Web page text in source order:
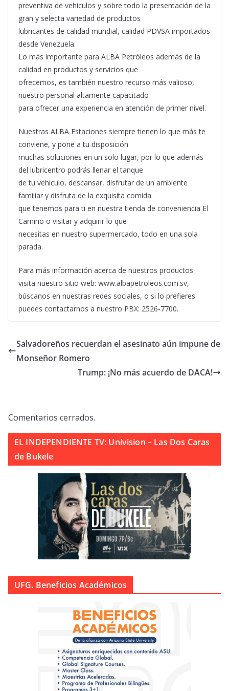
preventiva de vehículos y sobre todo la presentación de la
gran y selecta variedad de productos
lubricantes de calidad mundial, calidad PDVSA importados
desde Venezuela.
Lo más importante para ALBA Petróleos además de la
calidad en productos y servicios que
ofrecemos, es también nuestro recurso más valioso,
nuestro personal altamente capacitado
para ofrecer una experiencia en atención de primer nivel.
Nuestras ALBA Estaciones siempre tienen lo que más te
conviene, y pone a tu disposición
muchas soluciones en un solo lugar, por lo que además
del lubricentro podrás llenar el tanque
de tu vehículo, descansar, disfrutar de un ambiente
familiar y disfruta de la exquisita comida
que tenemos para ti en nuestra tienda de conveniencia El
Camino o visitar y adquirir lo que
necesitas en nuestro supermercado, todo en una sola
parada.
Para más información acerca de nuestros productos
visita nuestro sitio web: www.albapetroleos.com.sv,
búscanos en nuestras redes sociales, o si lo prefieres
puedes contactarnos a nuestro PBX: 2526-7700.
Salvadoreños recuerdan el asesinato aún impune de
Monseñor Romero
Trump: ¡No más acuerdo de DACA!
Comentarios cerrados.
EL INDEPENDIENTE TV: Univision – Las Dos Caras
de Bukele
UFG. Beneficios Académicos